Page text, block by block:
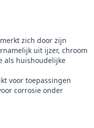
zich door zijn
uit ijzer, chroom
als huishoudelijke
voor toepassingen
corrosie onder